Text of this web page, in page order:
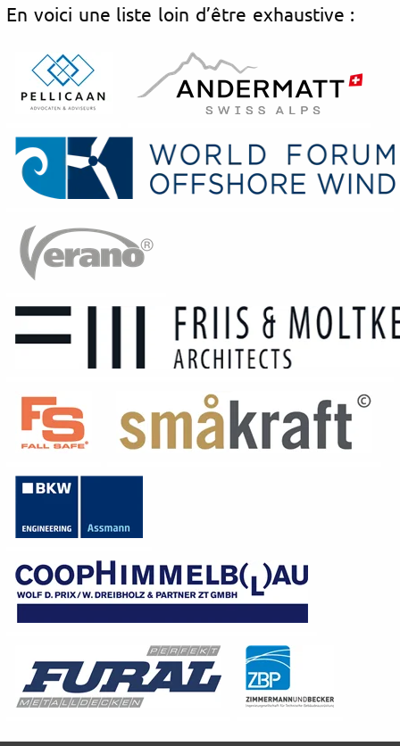
En voici une liste loin d’être exhaustive :